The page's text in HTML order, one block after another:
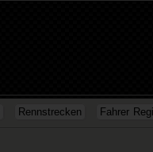
Rennstrecken Fahrer